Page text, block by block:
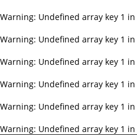
Warning: Undefined array key 1 in
Warning: Undefined array key 1 in
Warning: Undefined array key 1 in
Warning: Undefined array key 1 in
Warning: Undefined array key 1 in
Warning: Undefined array key 1 in